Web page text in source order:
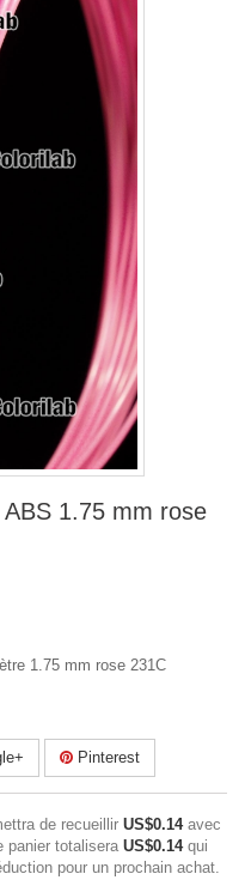
1.75 mm rose
1.75 mm rose 231C
Pinterest
de recueillir US$0.14avec
panier totalisera US$0.14qui
pour un prochain achat.